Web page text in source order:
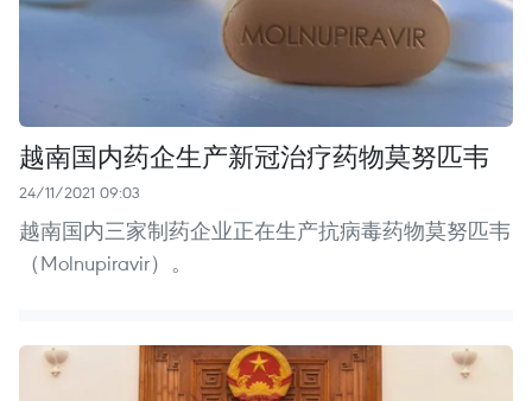
越南国内药企生产新冠治疗药物莫努匹韦
24/11/2021 09:03
越南国内三家制药企业正在生产抗病毒药物莫努匹韦
（Molnupiravir）。